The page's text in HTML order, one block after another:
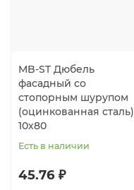
MB-ST Дюбель
фасадный со
стопорным шурупом
(оцинкованная сталь)
10х80
Есть в наличии
45.76 ₽